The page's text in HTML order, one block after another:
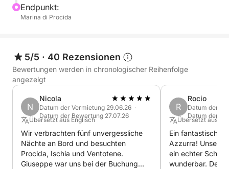
Meer und authentische Landschaften genießen
möchten. 🌊 Procida bietet eine einzigartige
vollkommener Ruhe zu erleben.
An Bord erwartet Sie ein Aperitif – perfekt, um die
Kreuzfahrt zu genießen und besondere Momente
inmitten des atemberaubenden Golfpanoramas zu
teilen. 🥂 Ein unvergessliches Erlebnis für Paare,
Familien oder Freundesgruppen, die einen
exklusiven Tag auf einem Boot verbringen möchten.
Für individuelle Wünsche oder Sonderwünsche
Endpunkt:
Marina di Procida
5/5 · 40 Rezensionen
Bewertungen werden in chronologischer Reihenfolge
angezeigt
N
Nicola
Datum der Vermietung 29.06.26 ·
Datum der Bewertung 27.07.26
Übersetzt aus Englisch
Wir verbrachten fünf unvergessliche
Nächte an Bord und besuchten
Procida, Ischia und Ventotene.
Giuseppe war uns bei der Buchung
R
Rocio
Datum der
Datum der
Übersetzt aus
Ein fantastischer
Azzurra! Unser
ein echter
wunderbar. Der